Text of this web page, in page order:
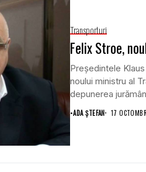
Transporturi
Felix Stroe,
Preşedintele
noului ministru al
depunerea
•ADA ȘTEFAN 17